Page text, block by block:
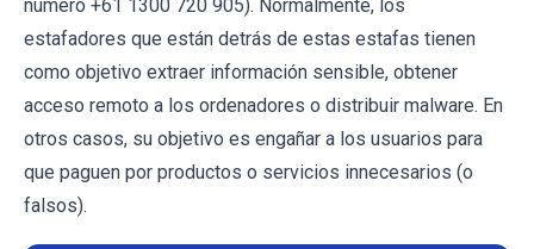
número +61 1300 720 905). Normalmente, los
estafadores que están detrás de estas estafas tienen
como objetivo extraer información sensible, obtener
acceso remoto a los ordenadores o distribuir malware. En
otros casos, su objetivo es engañar a los usuarios para
que paguen por productos o servicios innecesarios (o
falsos).